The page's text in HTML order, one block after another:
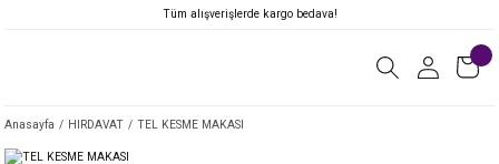
Tüm alışverişlerde kargo bedava!
Anasayfa HIRDAVAT TEL KESME MAKASI